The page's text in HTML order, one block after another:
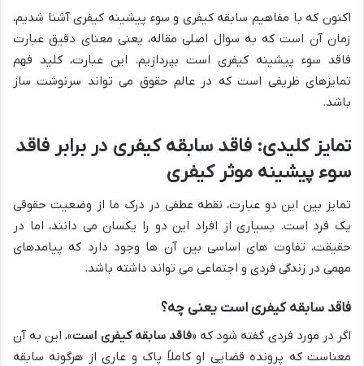
اکنون که با مفاهیم سابقه کیفری و سوء پیشینه کیفری آشنا شدیم،
زمان آن است که به سوال اصلی مقاله، یعنی معنای دقیق عبارت
فاقد سوء پیشینه کیفری است بپردازیم. این عبارت، کلید فهم
تمایزهای ظریفی است که در عالم حقوق می تواند سرنوشت ساز
باشد.
تمایز کلیدی: فاقد سابقه کیفری در برابر فاقد
سوء پیشینه موثر کیفری
تمایز بین این دو عبارت، نقطه عطفی در درک ما از وضعیت حقوقی
یک فرد است. بسیاری از افراد این دو را یکسان می دانند، اما در
حقیقت، تفاوت های اساسی بین آن ها وجود دارد که پیامدهای
مهمی در زندگی فردی و اجتماعی می تواند داشته باشد.
فاقد سابقه کیفری است یعنی چه؟
اگر در مورد فردی گفته شود که «فاقد سابقه کیفری است»، این به آن
معناست که پرونده قضایی او کاملاً پاک و عاری از هرگونه سابقه